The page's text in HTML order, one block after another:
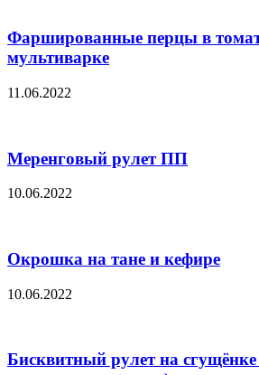
Фаршированные перцы в
мультиварке
11.06.2022
Меренговый рулет ПП
10.06.2022
Окрошка на тане и кефире
10.06.2022
Бисквитный рулет на сгущёнке